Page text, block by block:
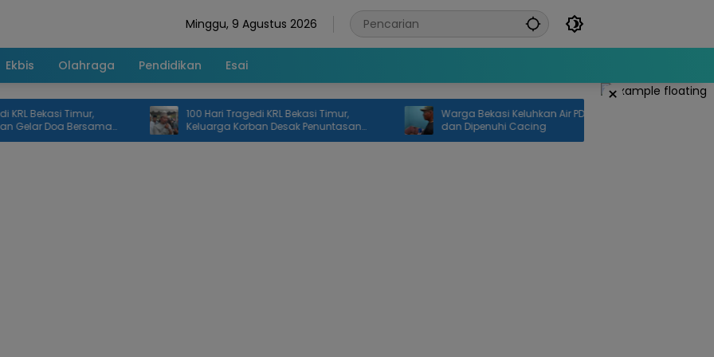
Minggu, 9 Agustus 2026
Ekbis Olahraga Pendidikan Esai
×
Timur,
Doa Bersama
100 Hari Tragedi KRL Bekasi Timur,
Keluarga Korban Desak Penuntasan
Investigasi dan Keadilan
Warga Bekasi Keluhkan Air PDAM Keruh
dan Dipenuhi Cacing